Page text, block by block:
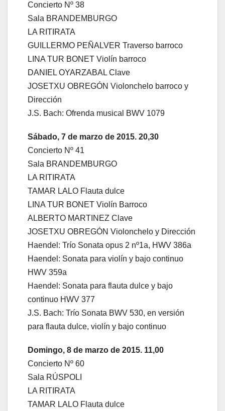
Concierto Nº 38
Sala BRANDEMBURGO
LA RITIRATA
GUILLERMO PEÑALVER Traverso barroco
LINA TUR BONET Violín barroco
DANIEL OYARZABAL Clave
JOSETXU OBREGÓN Violonchelo barroco y
Dirección
J.S. Bach: Ofrenda musical BWV 1079
Sábado, 7 de marzo de 2015. 20,30
Concierto Nº 41
Sala BRANDEMBURGO
LA RITIRATA
TAMAR LALO Flauta dulce
LINA TUR BONET Violín Barroco
ALBERTO MARTINEZ Clave
JOSETXU OBREGÓN Violonchelo y Dirección
Haendel: Trío Sonata opus 2 nº1a, HWV 386a
Haendel: Sonata para violín y bajo continuo
HWV 359a
Haendel: Sonata para flauta dulce y bajo
continuo HWV 377
J.S. Bach: Trío Sonata BWV 530, en versión
para flauta dulce, violín y bajo continuo
Domingo, 8 de marzo de 2015. 11,00
Concierto Nº 60
Sala RÚSPOLI
LA RITIRATA
TAMAR LALO Flauta dulce